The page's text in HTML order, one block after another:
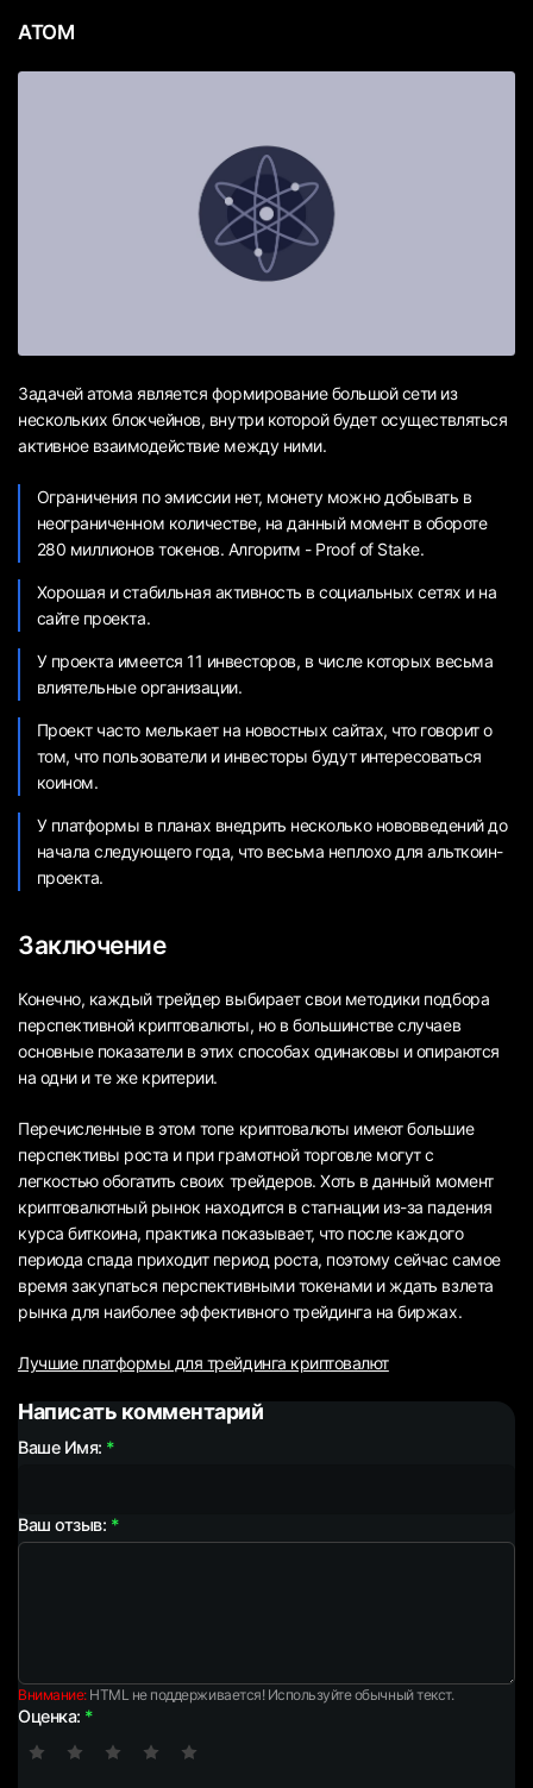
ATOM
Задачей атома является формирование большой сети из
нескольких блокчейнов, внутри которой будет осуществляться
активное взаимодействие между ними.
Ограничения по эмиссии нет, монету можно добывать в
неограниченном количестве, на данный момент в обороте
280 миллионов токенов. Алгоритм - Proof of Stake.
Хорошая и стабильная активность в социальных сетях и на
сайте проекта.
У проекта имеется 11 инвесторов, в числе которых весьма
влиятельные организации.
Проект часто мелькает на новостных сайтах, что говорит о
том, что пользователи и инвесторы будут интересоваться
коином.
У платформы в планах внедрить несколько нововведений до
начала следующего года, что весьма неплохо для альткоин-
проекта.
Заключение
Конечно, каждый трейдер выбирает свои методики подбора
перспективной криптовалюты, но в большинстве случаев
основные показатели в этих способах одинаковы и опираются
на одни и те же критерии.
Перечисленные в этом топе криптовалюты имеют большие
перспективы роста и при грамотной торговле могут с
легкостью обогатить своих трейдеров. Хоть в данный момент
криптовалютный рынок находится в стагнации из-за падения
курса биткоина, практика показывает, что после каждого
периода спада приходит период роста, поэтому сейчас самое
время закупаться перспективными токенами и ждать взлета
рынка для наиболее эффективного трейдинга на биржах.
Лучшие платформы для трейдинга криптовалют
Написать комментарий
Ваше Имя:
Ваш отзыв:
Внимание:HTML не поддерживается! Используйте обычный текст.
Оценка: